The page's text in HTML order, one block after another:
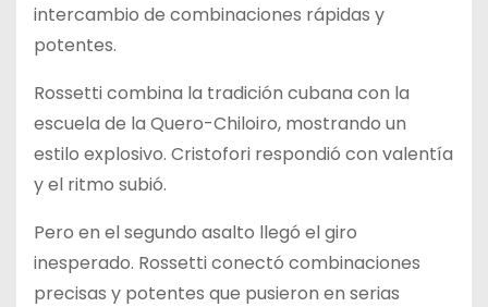
intercambio de combinaciones rápidas y
potentes.
Rossetti combina la tradición cubana con la
escuela de la Quero-Chiloiro, mostrando un
estilo explosivo. Cristofori respondió con valentía
y el ritmo subió.
Pero en el segundo asalto llegó el giro
inesperado. Rossetti conectó combinaciones
precisas y potentes que pusieron en serias